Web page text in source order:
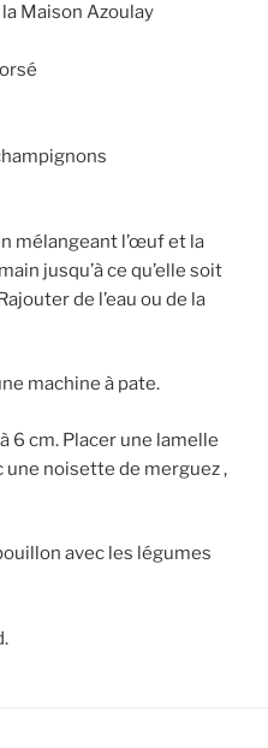
Maison Azoulay
mélangeant l’œuf et la
jusqu’à ce qu’elle soit
de l’eau ou de la
machine à pate.
6 cm. Placer une lamelle
une noisette de merguez ,
avec les légumes